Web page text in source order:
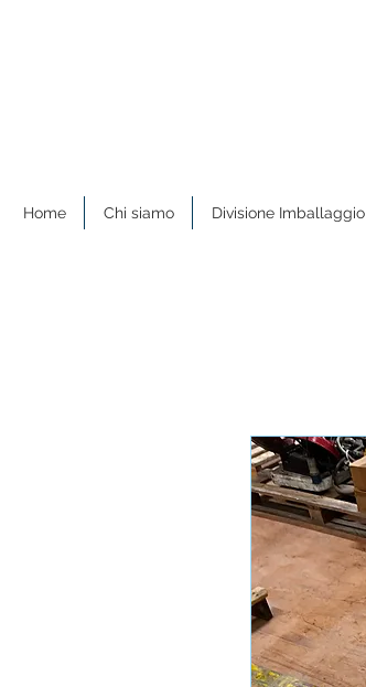
Home Chi siamo Divisione Imballaggio